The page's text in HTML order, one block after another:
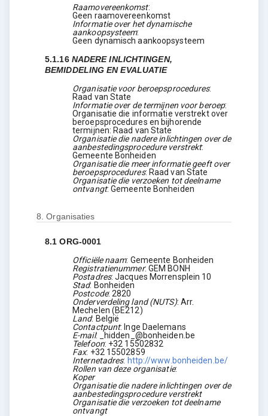
Raamovereenkomst:
Geen raamovereenkomst
Informatie over het dynamische
aankoopsysteem:
Geen dynamisch aankoopsysteem
5.1.16 NADERE INLICHTINGEN,
BEMIDDELING EN EVALUATIE
Organisatie voor beroepsprocedures:
Raad van State
Informatie over de termijnen voor beroep:
Organisatie die informatie verstrekt over
beroepsprocedures en bijhorende
termijnen: Raad van State
Organisatie die nadere inlichtingen over de
aanbestedingsprocedure verstrekt:
Gemeente Bonheiden
Organisatie die meer informatie geeft over
beroepsprocedures: Raad van State
Organisatie die verzoeken tot deelname
ontvangt:Gemeente Bonheiden
8.Organisaties
8.1ORG-0001
Officiële naam: Gemeente Bonheiden
Registratienummer: GEM BONH
Postadres:Jacques Morrensplein 10
Stad: Bonheiden
Postcode:2820
Onderverdeling land (NUTS): Arr.
Mechelen (BE212)
Land: België
Contactpunt:Inge Daelemans
E-mail:
_hidden_@bonheiden.be
Telefoon: +32 15502832
Fax: +32 15502859
Internetadres: http://www.bonheiden.be/
Rollen van deze organisatie:
Koper
Organisatie die nadere inlichtingen over de
aanbestedingsprocedure verstrekt
Organisatie die verzoeken tot deelname
ontvangt